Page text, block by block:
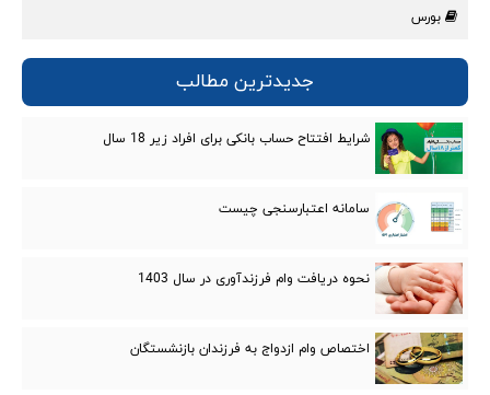
بورس
جدیدترین مطالب
شرایط افتتاح حساب بانکی برای افراد زیر 18 سال
سامانه اعتبارسنجی چیست
نحوه دریافت وام فرزندآوری در سال 1403
اختصاص وام ازدواج به فرزندان بازنشستگان